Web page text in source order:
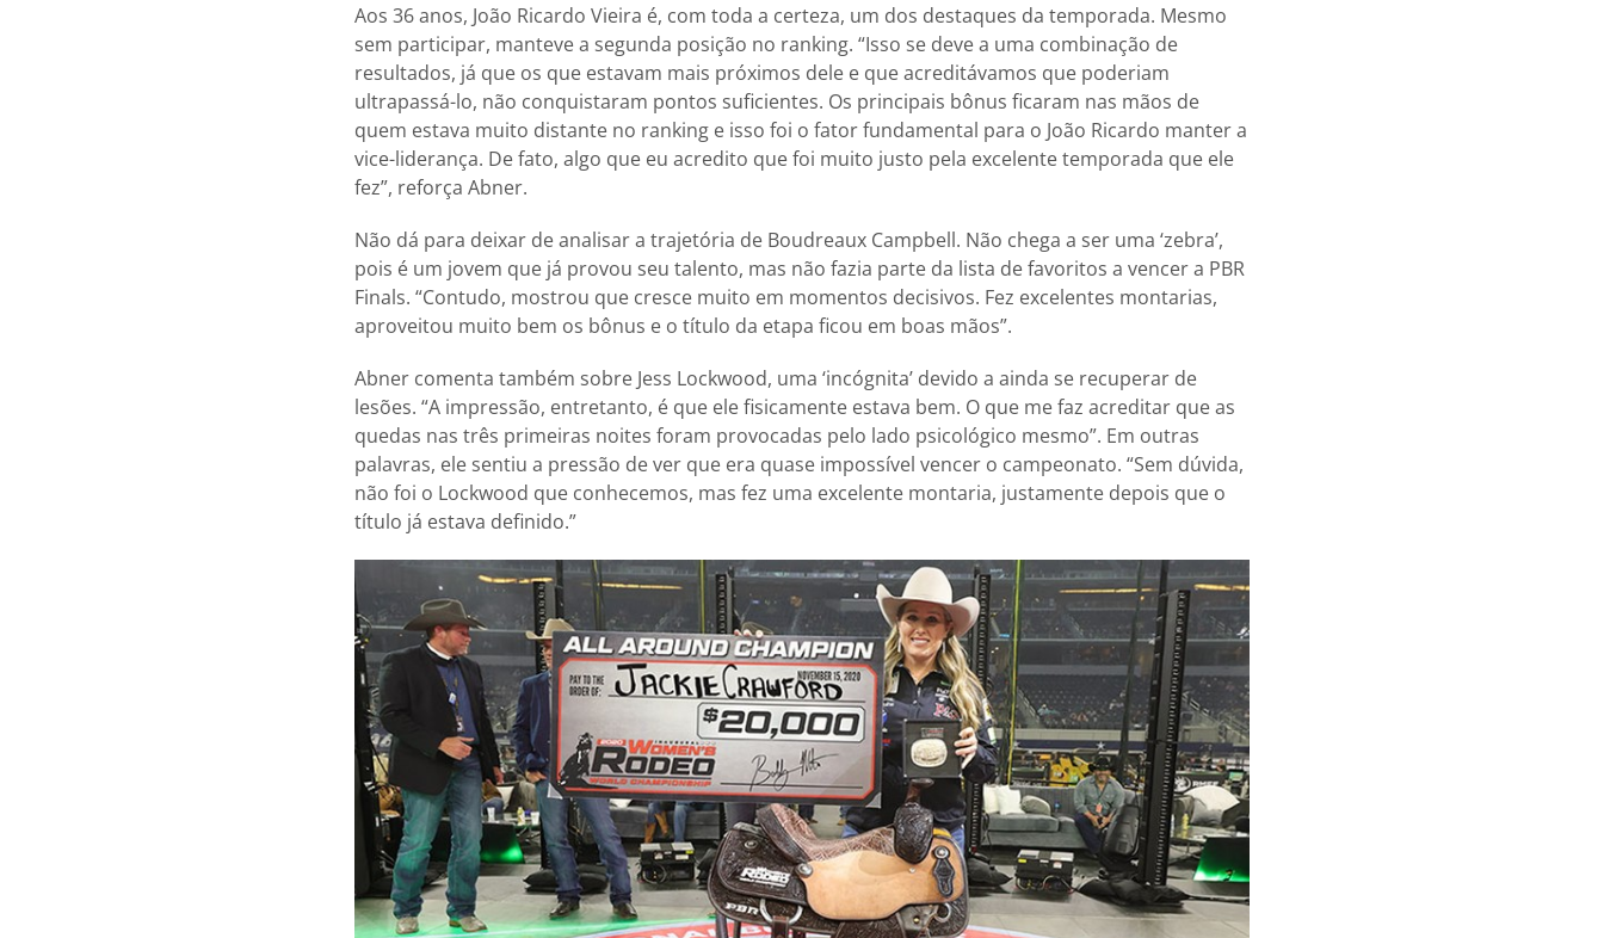
Aos 36 anos, João Ricardo Vieira é, com toda a certeza, um dos destaques da temporada. Mesmo
sem participar, manteve a segunda posição no ranking. “Isso se deve a uma combinação de
resultados, já que os que estavam mais próximos dele e que acreditávamos que poderiam
ultrapassá-lo, não conquistaram pontos suficientes. Os principais bônus ficaram nas mãos de
quem estava muito distante no ranking e isso foi o fator fundamental para o João Ricardo manter a
vice-liderança. De fato, algo que eu acredito que foi muito justo pela excelente temporada que ele
fez”, reforça Abner.
Não dá para deixar de analisar a trajetória de Boudreaux Campbell. Não chega a ser uma ‘zebra’,
pois é um jovem que já provou seu talento, mas não fazia parte da lista de favoritos a vencer a PBR
Finals. “Contudo, mostrou que cresce muito em momentos decisivos. Fez excelentes montarias,
aproveitou muito bem os bônus e o título da etapa ficou em boas mãos”.
Abner comenta também sobre Jess Lockwood, uma ‘incógnita’ devido a ainda se recuperar de
lesões. “A impressão, entretanto, é que ele fisicamente estava bem. O que me faz acreditar que as
quedas nas três primeiras noites foram provocadas pelo lado psicológico mesmo”. Em outras
palavras, ele sentiu a pressão de ver que era quase impossível vencer o campeonato. “Sem dúvida,
não foi o Lockwood que conhecemos, mas fez uma excelente montaria, justamente depois que o
título já estava definido.”